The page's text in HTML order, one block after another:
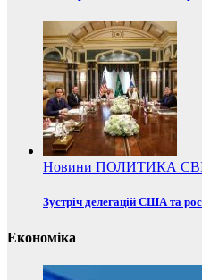
Новини ПОЛИТИКА
Зустріч делегацій США та
Економіка